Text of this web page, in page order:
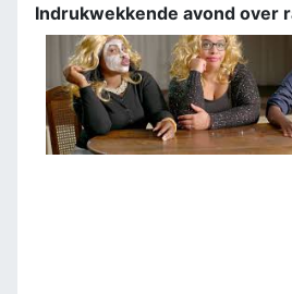
Indrukwekkende avond over